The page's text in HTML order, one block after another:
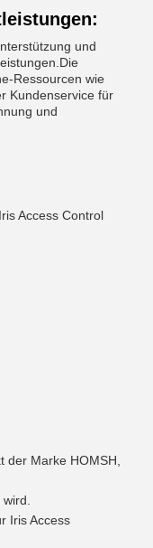
und
Ressourcen wie
Kundenservice für
und
Access Control
der Marke HOMSH,
Iris Access